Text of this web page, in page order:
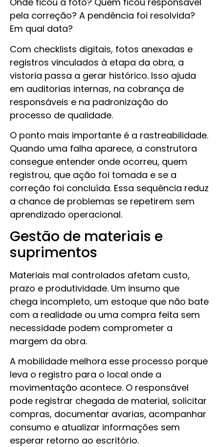
pela correção? A pendência foi resolvida?
Em qual data?
Com checklists digitais, fotos anexadas e
registros vinculados à etapa da obra, a
vistoria passa a gerar histórico. Isso ajuda
em auditorias internas, na cobrança de
responsáveis e na padronização do
processo de qualidade.
O ponto mais importante é a rastreabilidade.
Quando uma falha aparece, a construtora
consegue entender onde ocorreu, quem
registrou, que ação foi tomada e se a
correção foi concluída. Essa sequência reduz
a chance de problemas se repetirem sem
aprendizado operacional.
Gestão de materiais e
suprimentos
Materiais mal controlados afetam custo,
prazo e produtividade. Um insumo que
chega incompleto, um estoque que não bate
com a realidade ou uma compra feita sem
necessidade podem comprometer a
margem da obra.
A mobilidade melhora esse processo porque
leva o registro para o local onde a
movimentação acontece. O responsável
pode registrar chegada de material, solicitar
compras, documentar avarias, acompanhar
consumo e atualizar informações sem
esperar retorno ao escritório.